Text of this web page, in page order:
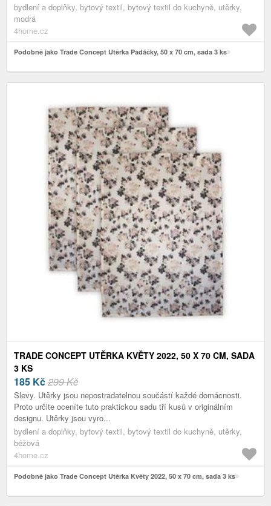
bydlení a doplňky, bytový textil, bytový textil do kuchyně, utěrky,
modrá
4home.cz
Podobně jako Trade Concept Utěrka Padáčky, 50 x 70 cm, sada 3 ks
TRADE CONCEPT UTĚRKA KVĚTY 2022, 50 X 70 CM, SADA
3 KS
185 Kč299 Kč
Slevy. Utěrky jsou nepostradatelnou součástí každé domácnosti.
Proto určite oceníte tuto praktickou sadu tří kusů v originálním
designu. Utěrky jsou vyro...
bydlení a doplňky, bytový textil, bytový textil do kuchyně, utěrky,
béžová
4home.cz
Podobně jako Trade Concept Utěrka Květy 2022, 50 x 70 cm, sada 3 ks